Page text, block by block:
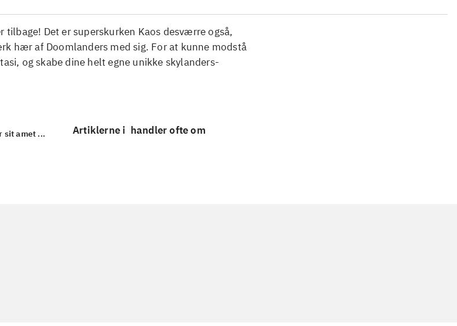
tilbage! Det er superskurken Kaos desværre også,
hær af Doomlanders med sig. For at kunne modstå
og skabe dine helt egne unikke skylanders-
sit amet ...
Artiklerne i handler ofte om